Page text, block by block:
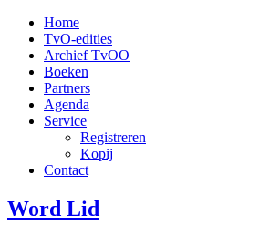
Home
TvO-edities
Archief TvOO
Boeken
Partners
Agenda
Service
Registreren
Kopij
Contact
Word Lid